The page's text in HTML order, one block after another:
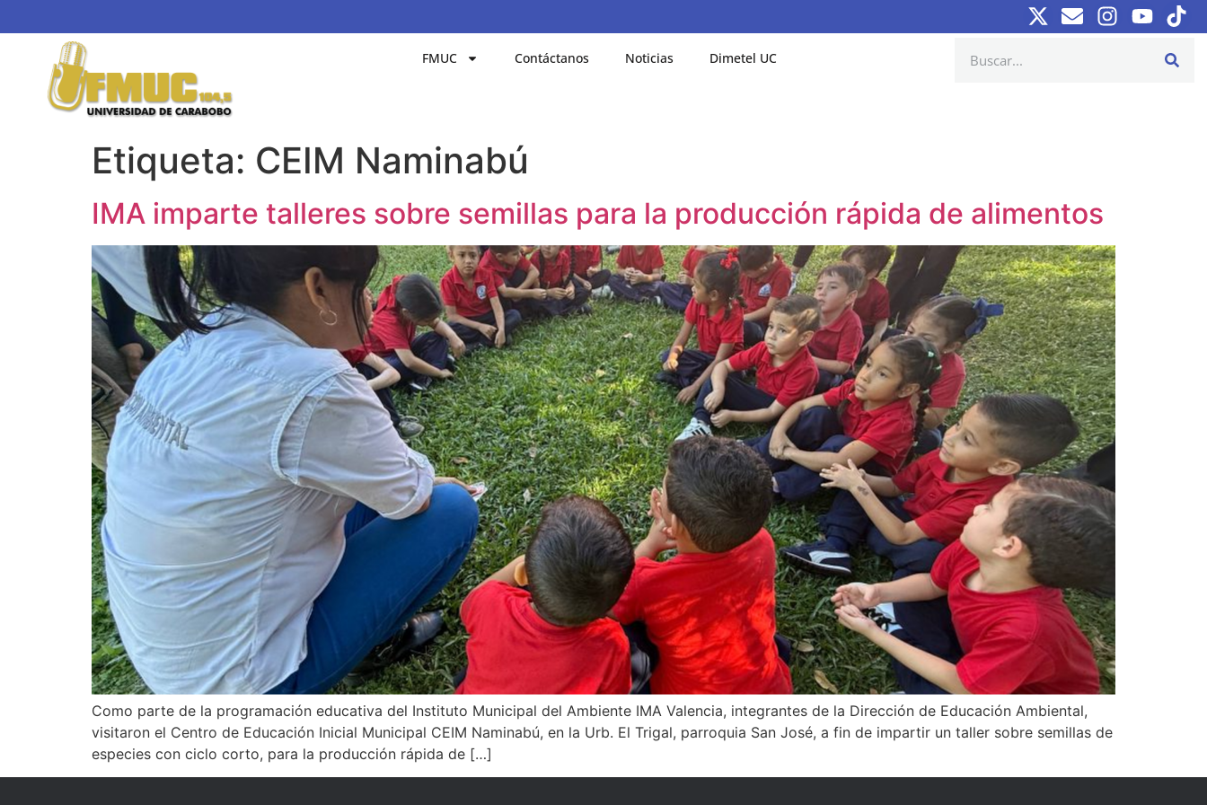
FMUC Contáctanos Noticias Dimetel UC
Etiqueta: CEIM Naminabú
IMA imparte talleres sobre semillas para la producción rápida de alimentos
Como parte de la programación educativa del Instituto Municipal del Ambiente IMA Valencia, integrantes de la Dirección de Educación Ambiental,
visitaron el Centro de Educación Inicial Municipal CEIM Naminabú, en la Urb. El Trigal, parroquia San José, a fin de impartir un taller sobre semillas de
especies con ciclo corto, para la producción rápida de […]